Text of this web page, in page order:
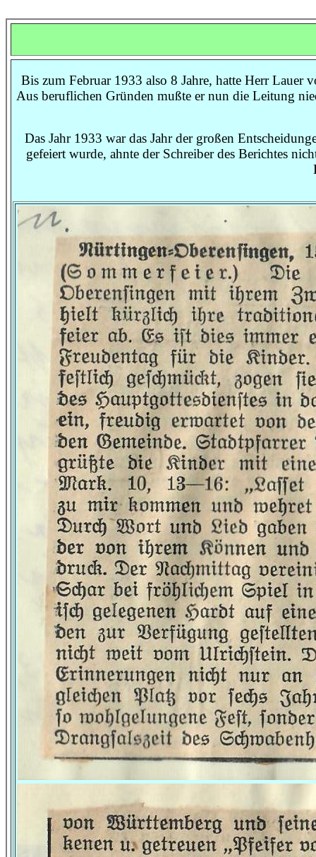
Bis zum Februar 1933 also 8 Jahre, hatte Herr
Aus beruflichen Gründen mußte er nun die Leitung
Das Jahr 1933 war das Jahr der großen
gefeiert wurde, ahnte der Schreiber des Berichtes